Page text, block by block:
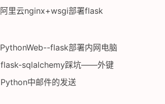
阿里云nginx+wsgi部署flask
PythonWeb--flask部署内网电脑
flask-sqlalchemy踩坑——外键
Python中邮件的发送